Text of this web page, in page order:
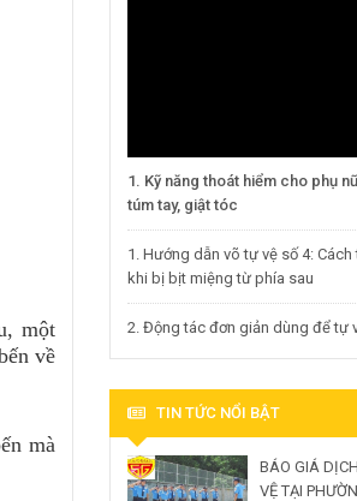
một
về
mà
1. Kỹ năng thoát hiểm cho phụ
túm tay, giật tóc
1. Hướng dẫn võ tự vệ số 4: Cách
khi bị bịt miệng từ phía sau
2. Động tác đơn giản dùng để tự
TIN TỨC NỔI BẬT
BÁO GIÁ
VỆ TẠI